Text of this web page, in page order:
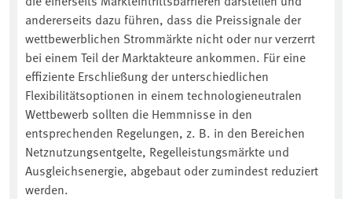
andererseits dazu führen, dass die Preissignale der
wettbewerblichen Strommärkte nicht oder nur verzerrt
bei einem Teil der Marktakteure ankommen. Für eine
effiziente Erschließung der unterschiedlichen
Flexibilitätsoptionen in einem technologieneutralen
Wettbewerb sollten die Hemmnisse in den
entsprechenden Regelungen, z. B. in den Bereichen
Netznutzungsentgelte, Regelleistungsmärkte und
Ausgleichsenergie, abgebaut oder zumindest reduziert
werden.